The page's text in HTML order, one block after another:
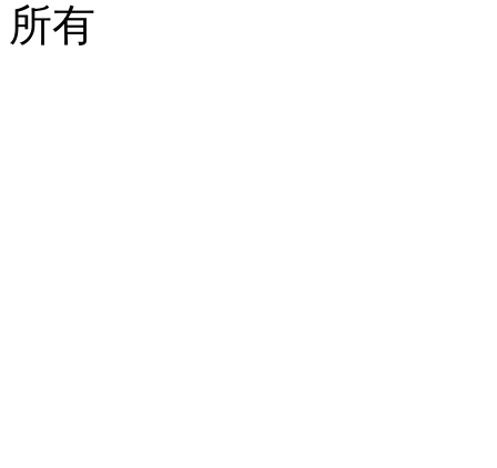
所有